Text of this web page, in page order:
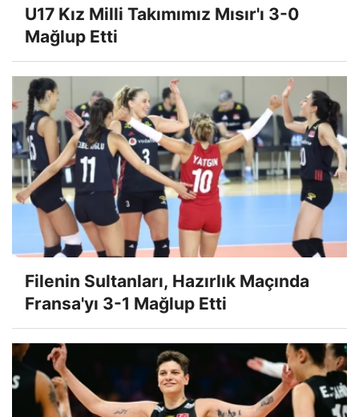
U17 Kız Milli Takımımız Mısır'ı 3-0
Mağlup Etti
Filenin Sultanları, Hazırlık Maçında
Fransa'yı 3-1 Mağlup Etti